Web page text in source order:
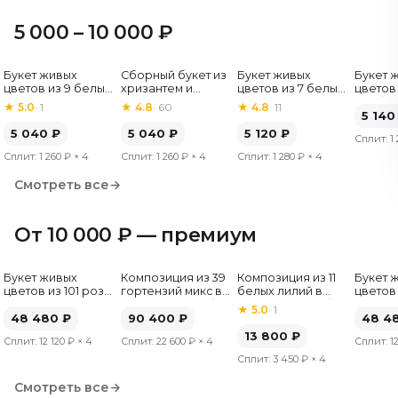
5 000 – 10 000 ₽
Букет живых
цветов из 9 белых
роз, Эквадор, 60
см
★ 5.0· 1
5 040 ₽
Сплит: 1 260 ₽ × 4
Хит
Сборный букет из
хризантем и
альстромерий
★ 4.8· 60
5 040 ₽
Сплит: 1 260 ₽× 4
Букет живых
цветов из 7 белых
хризантем
★4.8·11
5 120 ₽
Сплит:1 280 ₽ × 4
Букет
цветов
5 140
Сплит: 1
Смотреть все→
От 10 000 ₽ — премиум
Букет живых
цветов из 101 розы
см
48 480 ₽
Сплит: 12 120 ₽ × 4
Композиция из 39
гортензий микс в
90 400 ₽
Сплит: 22 600 ₽× 4
Композиция из 11
белых лилий в
шляпной коробке
★5.0·1
13 800 ₽
Сплит:3 450 ₽ × 4
Букет
цветов
см
48
Сплит:
Смотреть все→